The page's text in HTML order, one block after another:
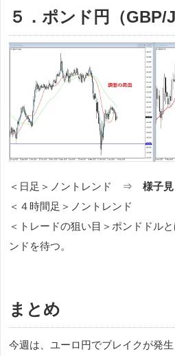
５．ポンド円（GBP/
＜日足＞ノントレンド ⇒ 様子見
＜４時間足＞ノントレンド
＜トレードの狙い目＞ポンドドル
ンドを待つ。
まとめ
今週は、ユーロ円でブレイクが発